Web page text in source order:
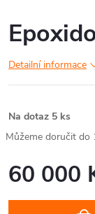
Detailní informace
Na dotaz 5 ks
60 000